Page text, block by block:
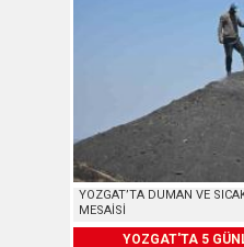
YOZGAT’TA DUMAN VE
MESAİSİ
YOZGAT'TA 5